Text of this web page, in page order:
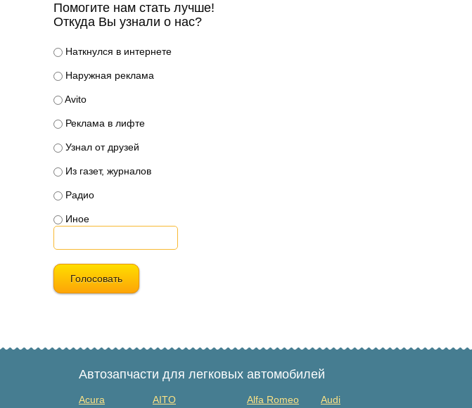
Помогите нам стать лучше!
Откуда Вы узнали о нас?
Наткнулся в интернете
Наружная реклама
Avito
Реклама в лифте
Узнал от друзей
Из газет, журналов
Радио
Иное
Голосовать
Автозапчасти для легковых автомобилей
Acura AITO Alfa Romeo
Audi